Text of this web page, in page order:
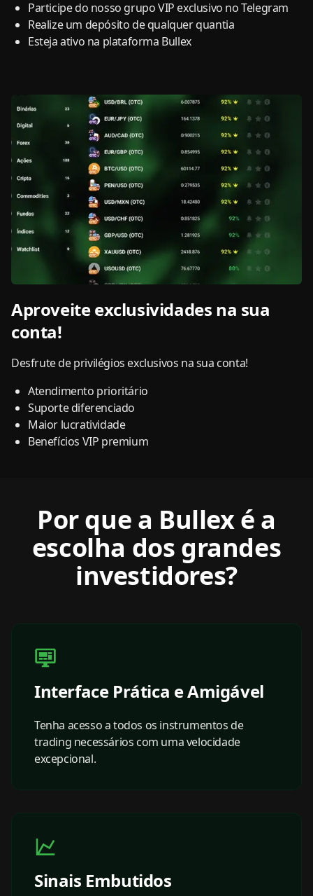
Participe do nosso grupo VIP exclusivo no Telegram
Realize um depósito de qualquer quantia
Esteja ativo na plataforma Bullex
Aproveite exclusividades na sua
conta!
Desfrute de privilégios exclusivos na sua conta!
Atendimento prioritário
Suporte diferenciado
Maior lucratividade
Benefícios VIP premium
Por que a Bullex é a
escolha dos grandes
investidores?
Interface Prática e Amigável
Tenha acesso a todos os instrumentos de
trading necessários com uma velocidade
excepcional.
Sinais Embutidos